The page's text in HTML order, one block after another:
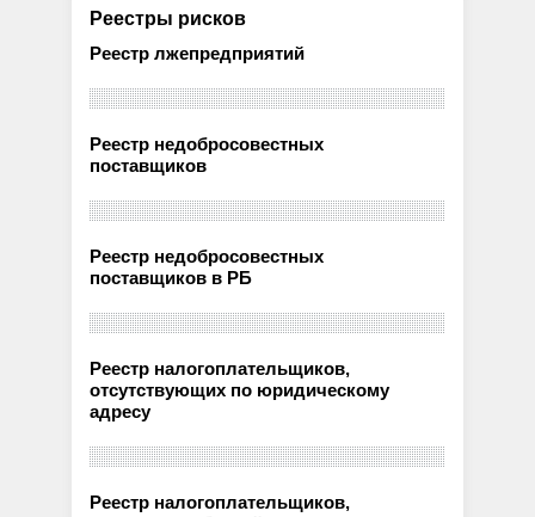
Реестры рисков
Реестр лжепредприятий
Реестр недобросовестных
поставщиков
Реестр недобросовестных
поставщиков в РБ
Реестр налогоплательщиков,
отсутствующих по юридическому
адресу
Реестр налогоплательщиков,